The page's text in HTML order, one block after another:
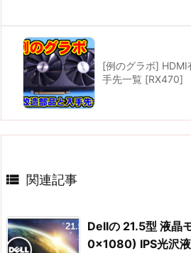
[例のグラボ] HDMI
手先一覧 [RX470]
 関連記事
Dellの 21.5型 液晶
0×1080) IPS光沢